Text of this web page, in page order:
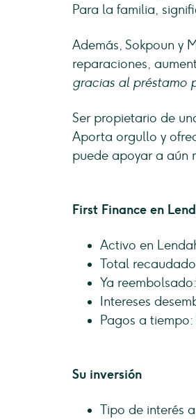
Para la familia,
Además, Sokpoun y
reparaciones,
gracias al préstamo
Ser propietario de
Aporta orgullo y
puede apoyar a aún
First Finance en
Activo en
Total
Ya
Intereses
Pagos a
Su inversión
Tipo de interés